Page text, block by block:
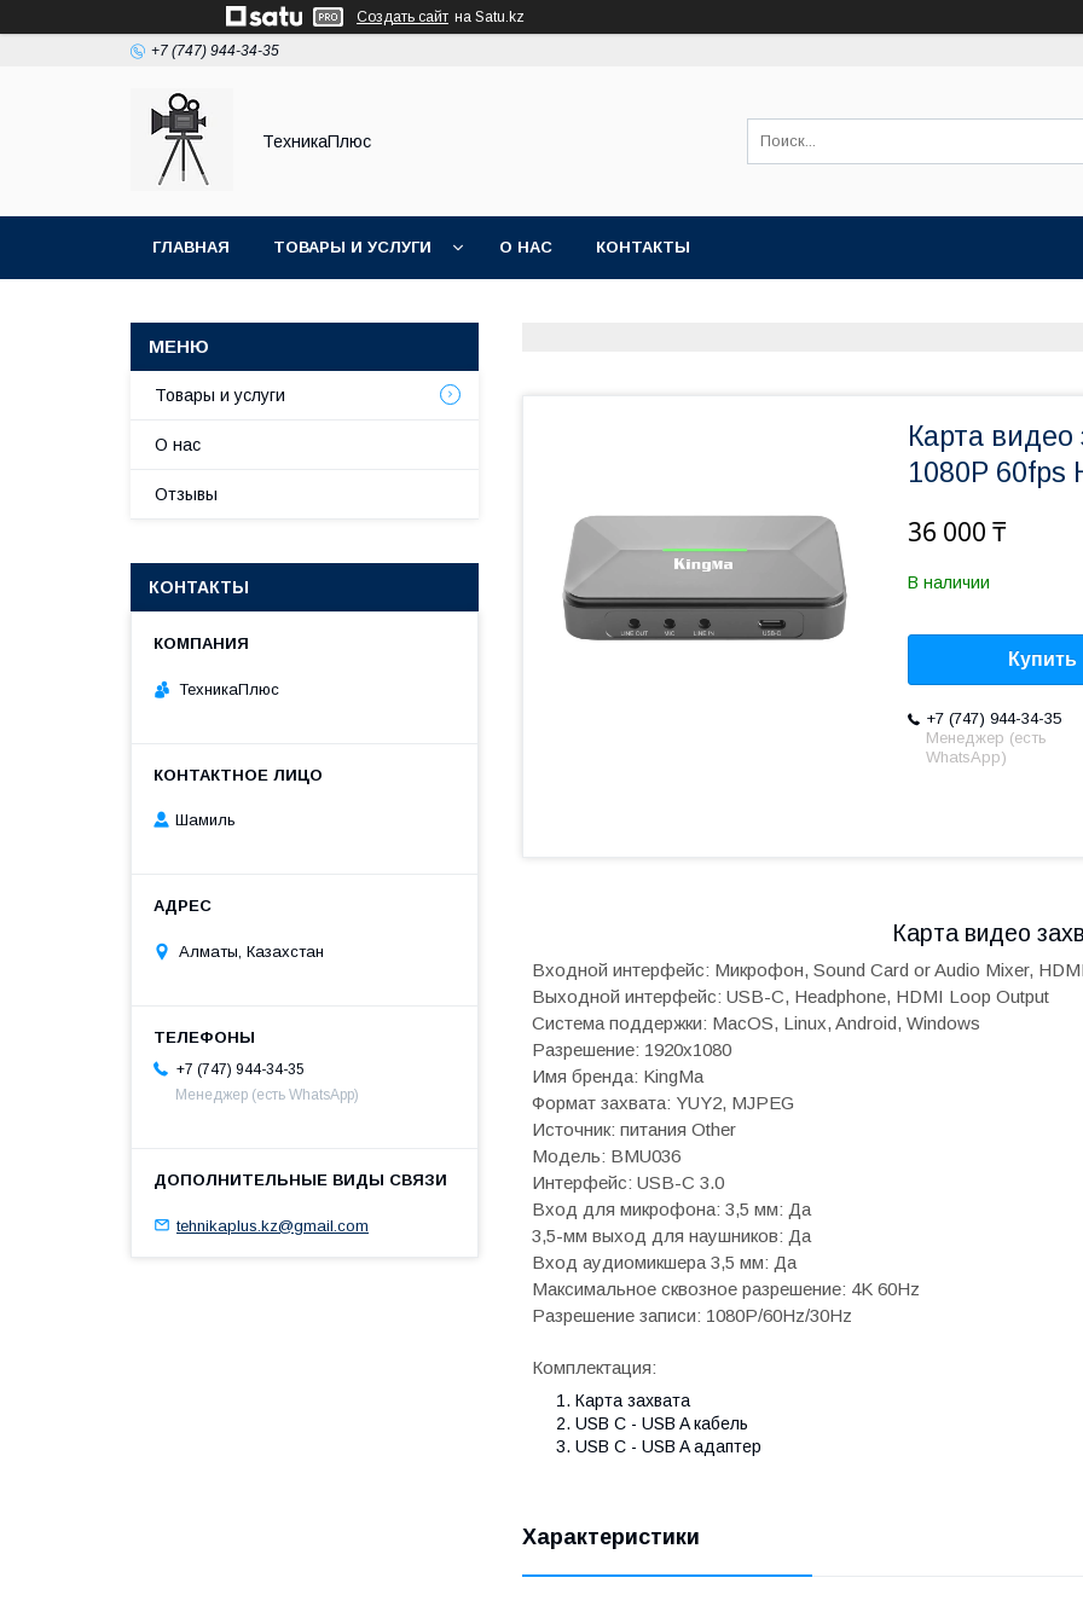
Создать сайт на Satu.kz
+7 (747) 944-34-35
ТехникаПлюс
ГЛАВНАЯ ТОВАРЫ И УСЛУГИ О НАС КОНТАКТЫ
Карта видео
1080P 60fps
36 000 ₸
В наличии
Купить
+7 (747) 944-34-35
Менеджер (есть
WhatsApp)
Карта видео
Входной интерфейс: Микрофон, Sound Card or Audio Mixer, HDMI
Выходной интерфейс: USB-C, Headphone, HDMI Loop Output
Система поддержки: MacOS, Linux, Android, Windows
Разрешение: 1920x1080
Имя бренда: KingMa
Формат захвата: YUY2, MJPEG
Источник: питания Other
Модель: BMU036
Интерфейс: USB-C 3.0
Вход для микрофона: 3,5 мм: Да
3,5-мм выход для наушников: Да
Вход аудиомикшера 3,5 мм: Да
Максимальное сквозное разрешение: 4K 60Hz
Разрешение записи: 1080P/60Hz/30Hz
Комплектация:
Карта захвата
USB C - USB A кабель
USB C - USB A адаптер
Характеристики
Товары и услуги
О нас
Отзывы
КОНТАКТЫ
ТехникаПлюс
Шамиль
Алматы, Казахстан
+7 (747) 944-34-35
Менеджер (есть WhatsApp)
tehnikaplus.kz@gmail.com